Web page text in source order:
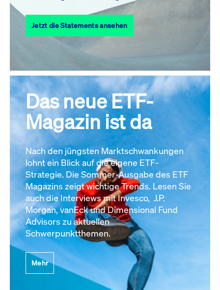
27 28
31
Alle Events
Jetzt die Statements ansehen
Das neue ETF-
Magazin ist da
Nach den jüngsten Marktschwankungen
lohnt ein Blick auf die eigene ETF-
Strategie. Die Sommer-Ausgabe des ETF
Magazins zeigt wichtige Trends. Lesen Sie
auch die Interviews mit Invesco, J.P.
Morgan, vanEck und Dimensional Fund
Advisors zu aktuellen
Schwerpunktthemen.
Mehr